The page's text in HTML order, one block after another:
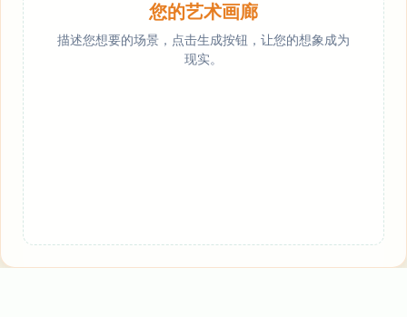
您的艺术画廊
描述您想要的场景，点击生成按钮，让您的想象成为
现实。